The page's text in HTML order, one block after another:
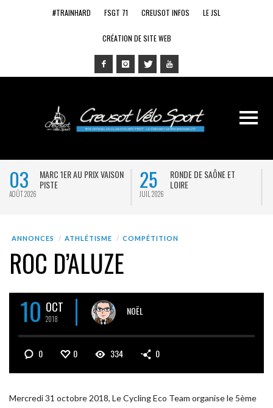
#TRAINHARD FSGT 71 CREUSOT INFOS LE JSL
CRÉATION DE SITE WEB
03
AOÛT 2026
MARC 1ER AU PRIX VAISON
PISTE
25
JUIL 2026
RONDE DE SAÔNE ET
LOIRE
ANNONCES ATHLÉTISME COMPÉTITION
ROC D’ALUZE
10 OCT
2018
NOËL
0 0 334 0
Mercredi 31 octobre 2018, Le Cycling Eco Team organise le 5ème